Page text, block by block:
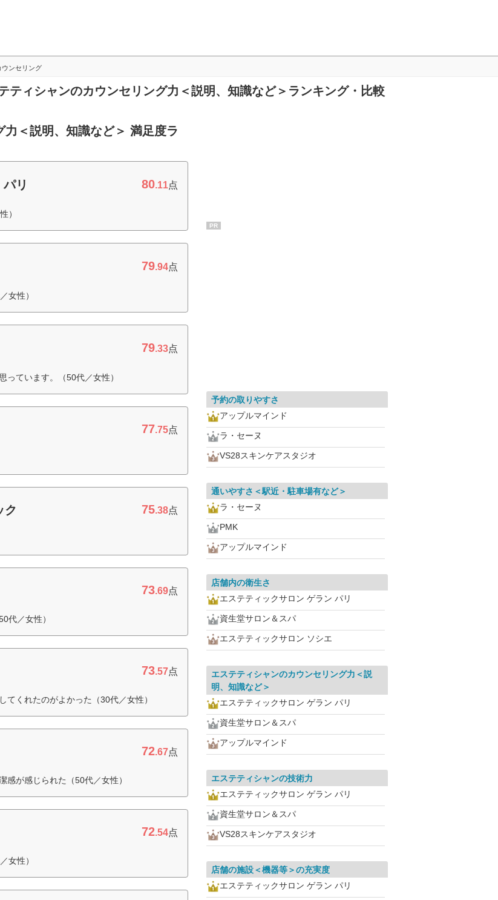
ウンセリング
ティシャンのカウンセリング力＜説明、知識など＞ランキング・比較
＜説明、知識など＞ 満足度ラ
リ 80.11点
）
79.94点
女性）
79.33点
っています。（50代／女性）
77.75点
ク 75.38点
73.69点
代／女性）
73.57点
くれたのがよかった（30代／女性）
72.67点
感が感じられた（50代／女性）
72.54点
女性）
PR
予約の取りやすさ
アップルマインド
ラ・セーヌ
VS28スキンケアスタジオ
通いやすさ＜駅近・駐車場有など＞
ラ・セーヌ
PMK
アップルマインド
店舗内の衛生さ
エステティックサロン ゲラン パリ
資生堂サロン＆スパ
エステティックサロン ソシエ
エステティシャンのカウンセリング力＜説
明、知識など＞
エステティックサロン ゲラン パリ
資生堂サロン＆スパ
アップルマインド
エステティシャンの技術力
エステティックサロン ゲラン パリ
資生堂サロン＆スパ
VS28スキンケアスタジオ
店舗の施設＜機器等＞の充実度
エステティックサロン ゲラン パリ